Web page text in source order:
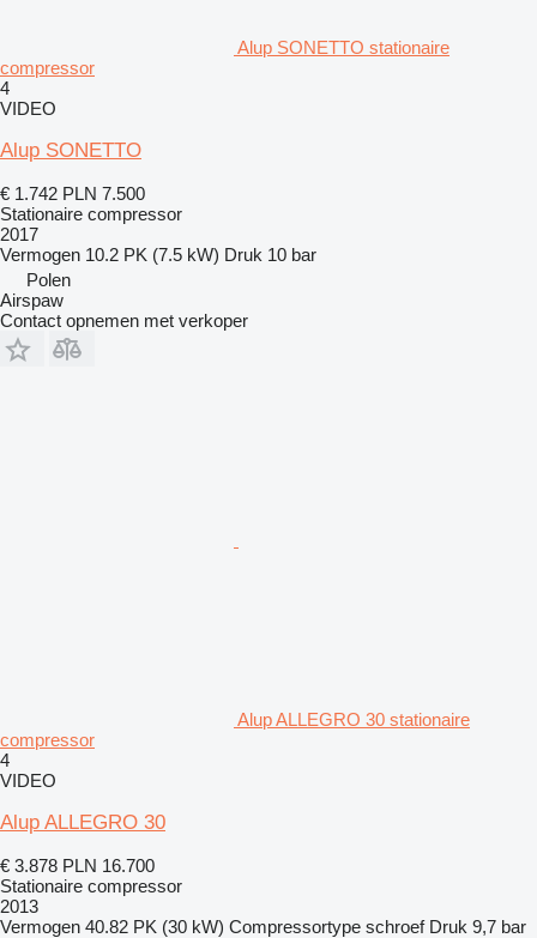
Alup SONETTO stationaire
compressor
4
VIDEO
Alup SONETTO
€ 1.742 PLN 7.500
Stationaire compressor
2017
Vermogen 10.2 PK (7.5 kW) Druk 10 bar
Polen
Airspaw
Contact opnemen met verkoper
Alup ALLEGRO 30 stationaire
compressor
4
VIDEO
Alup ALLEGRO 30
€ 3.878 PLN 16.700
Stationaire compressor
2013
Vermogen 40.82 PK (30 kW) Compressortype schroef Druk 9,7 bar